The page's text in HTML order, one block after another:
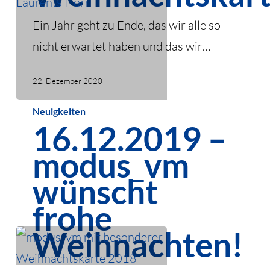
Ein Jahr geht zu Ende, das wir alle so
nicht erwartet haben und das wir…
22. Dezember 2020
16.12.2019
modus_vm
frohe
Weihnachten!
Neuigkeiten
16.12.2019 –
modus_vm
wünscht
frohe
Weihnachten!